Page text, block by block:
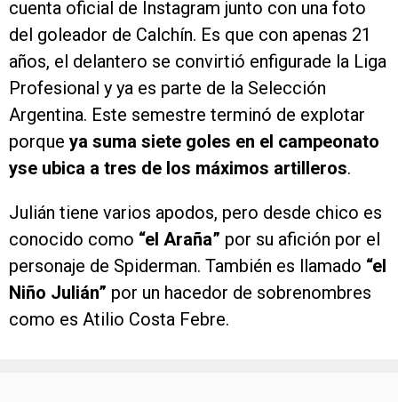
cuenta oficial de Instagram junto con una foto
del goleador de Calchín. Es que con apenas 21
años, el delantero se convirtió enfigurade la Liga
Profesional y ya es parte de la Selección
Argentina. Este semestre terminó de explotar
porque ya suma siete goles en el campeonato
yse ubica a tres de los máximos artilleros.
Julián tiene varios apodos, pero desde chico es
conocido como “el Araña” por su afición por el
personaje de Spiderman. También es llamado “el
Niño Julián” por un hacedor de sobrenombres
como es Atilio Costa Febre.